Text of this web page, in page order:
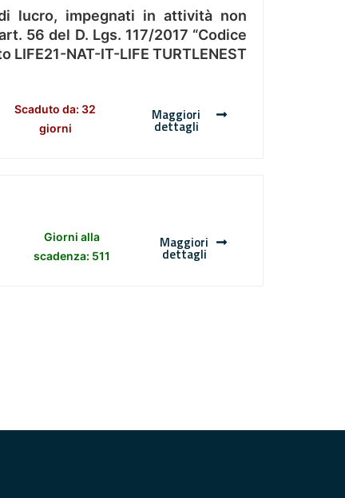
lucro, impegnati in attività non
56 del D. Lgs. 117/2017 “Codice
NAT-IT-LIFE TURTLENEST
Scaduto da: 32
giorni
Maggiori
dettagli
Giorni alla
scadenza: 511
Maggiori
dettagli